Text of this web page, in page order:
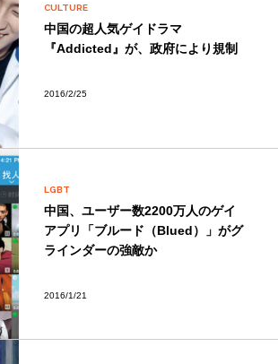
CULTURE
中国の超人気ゲイドラマ
『Addicted』が、政府により規制
2016/2/25
LGBT
中国、ユーザー数2200万人のゲイ
アプリ「ブルード（Blued）」がグ
ラインダーの強敵か
2016/1/21